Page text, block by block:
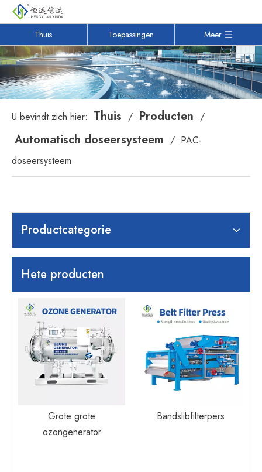
Thuis Toepassingen Meer
U bevindt zich hier: Thuis / Producten /
Automatisch doseersysteem / PAC-
doseersysteem
Productcategorie
Hete producten
Grote grote
ozongenerator
Bandslibfilterpers